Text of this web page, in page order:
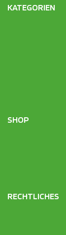
KATEGORIEN
SHOP
RECHTLICHES